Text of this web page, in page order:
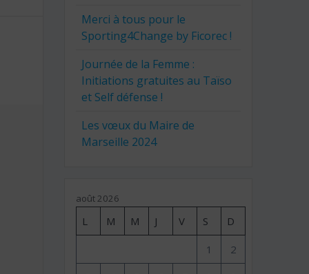
Merci à tous pour le
Sporting4Change by Ficorec !
Journée de la Femme :
Initiations gratuites au Taïso
et Self défense !
Les vœux du Maire de
Marseille 2024
août 2026
L M M J V S D
1 2